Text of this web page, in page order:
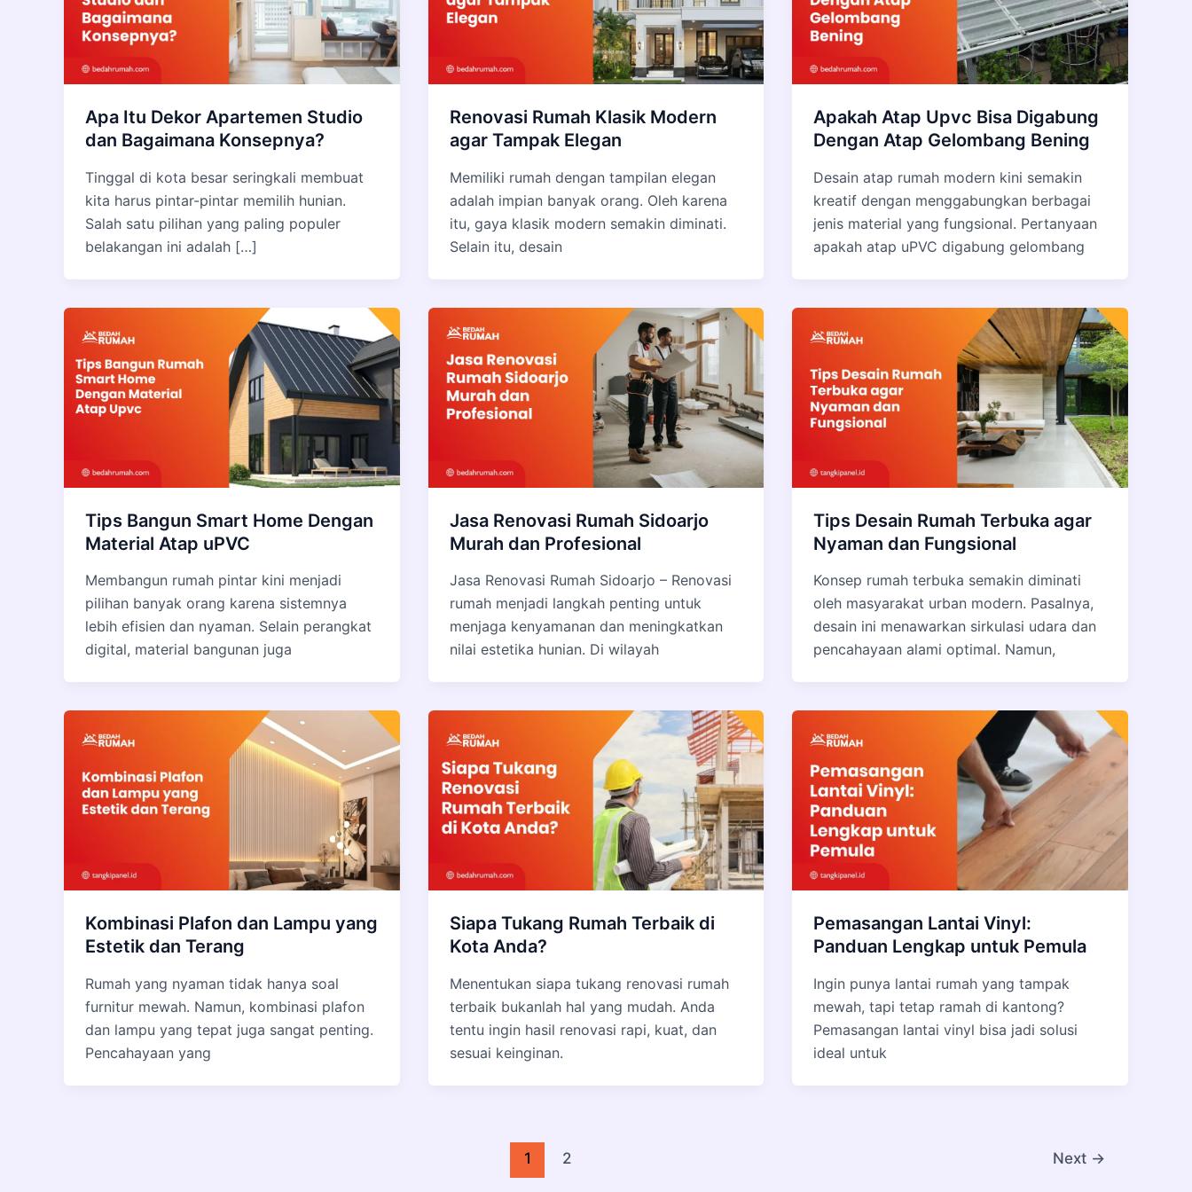
Apa Itu Dekor Apartemen Studio
dan Bagaimana Konsepnya?
Tinggal di kota besar seringkali membuat
kita harus pintar-pintar memilih hunian.
Salah satu pilihan yang paling populer
belakangan ini adalah […]
Renovasi Rumah Klasik Modern
agar Tampak Elegan
Memiliki rumah dengan tampilan elegan
adalah impian banyak orang. Oleh karena
itu, gaya klasik modern semakin diminati.
Selain itu, desain
Apakah Atap Upvc Bisa Digabung
Dengan Atap Gelombang Bening
Desain atap rumah modern kini semakin
kreatif dengan menggabungkan berbagai
jenis material yang fungsional. Pertanyaan
apakah atap uPVC digabung gelombang
Tips Bangun Smart Home Dengan
Material Atap uPVC
Membangun rumah pintar kini menjadi
pilihan banyak orang karena sistemnya
lebih efisien dan nyaman. Selain perangkat
digital, material bangunan juga
Jasa Renovasi Rumah Sidoarjo
Murah dan Profesional
Jasa Renovasi Rumah Sidoarjo – Renovasi
rumah menjadi langkah penting untuk
menjaga kenyamanan dan meningkatkan
nilai estetika hunian. Di wilayah
Tips Desain Rumah Terbuka agar
Nyaman dan Fungsional
Konsep rumah terbuka semakin diminati
oleh masyarakat urban modern. Pasalnya,
desain ini menawarkan sirkulasi udara dan
pencahayaan alami optimal. Namun,
Kombinasi Plafon dan Lampu yang
Estetik dan Terang
Rumah yang nyaman tidak hanya soal
furnitur mewah. Namun, kombinasi plafon
dan lampu yang tepat juga sangat penting.
Pencahayaan yang
Siapa Tukang Rumah Terbaik di
Kota Anda?
Menentukan siapa tukang renovasi rumah
terbaik bukanlah hal yang mudah. Anda
tentu ingin hasil renovasi rapi, kuat, dan
sesuai keinginan.
Pemasangan Lantai Vinyl:
Panduan Lengkap untuk Pemula
Ingin punya lantai rumah yang tampak
mewah, tapi tetap ramah di kantong?
Pemasangan lantai vinyl bisa jadi solusi
ideal untuk
1 2 Next →